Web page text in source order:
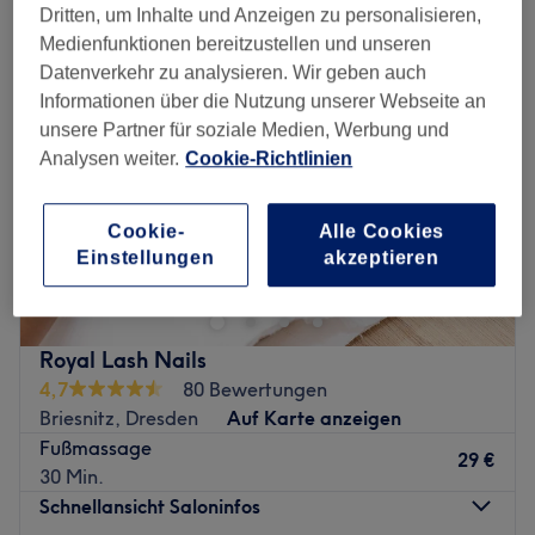
Royal Lash Nails
4,7
80 Bewertungen
Briesnitz, Dresden
Auf Karte anzeigen
Fußmassage
30 Min.
29 €
Schnellansicht Saloninfos
Dritten, um Inhalte und Anzeigen zu personalisieren,
Medienfunktionen bereitzustellen und unseren
Datenverkehr zu analysieren. Wir geben auch
Informationen über die Nutzung unserer Webseite an
unsere Partner für soziale Medien, Werbung und
Analysen weiter. Cookie-Richtlinien
Cookie-
Einstellungen
Alle Cookies
akzeptieren